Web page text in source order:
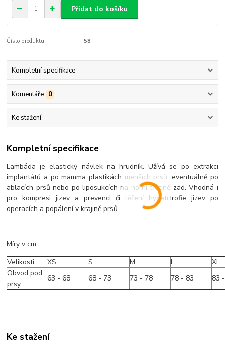
Přidat do košíku
Číslo produktu: 58
Kompletní specifikace
Komentáře 0
Ke stažení
Kompletní specifikace
Lambáda je elastický návlek na hrudník. Užívá se po extrakci
implantátů a po mamma plastikách menších prsů, eventuálně po
ablacích prsů nebo po liposukcích na horní třetině zad. Vhodná i
pro kompresi jizev a prevenci či léčení hypetrtrofie jizev po
operacích a popálení v krajině prsů.
Míry v cm:
Velikosti
XS S M L
XL
Obvod pod
prsy
63 - 68 68 - 73 73 - 78 78 - 83 83
Ke stažení